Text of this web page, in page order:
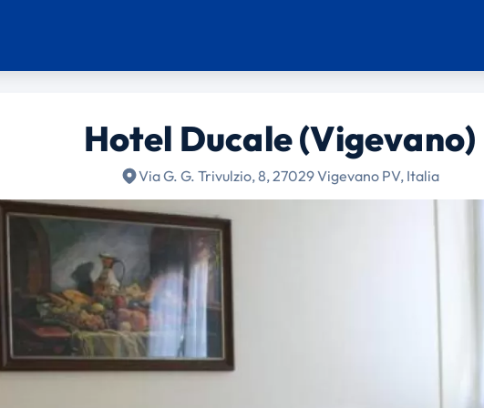
Hotel Ducale (Vigevano)
Via G. G. Trivulzio, 8, 27029 Vigevano PV, Italia